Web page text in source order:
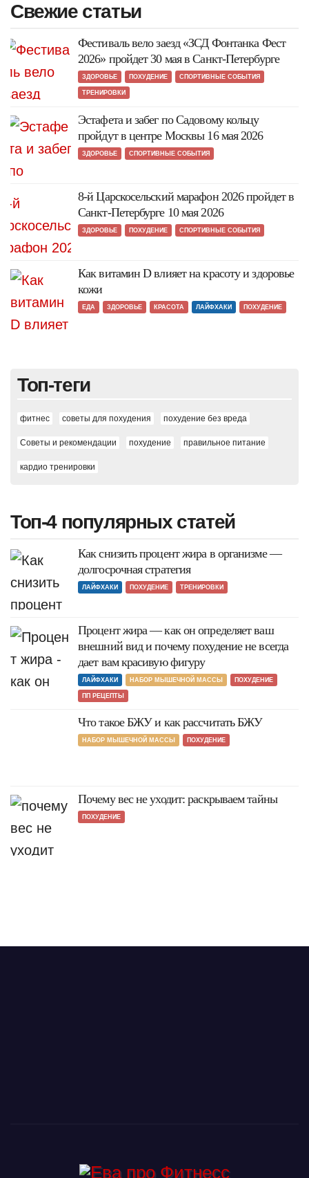
Свежие статьи
Фестиваль вело заезд «ЗСД Фонтанка Фест
2026» пройдет 30 мая в Санкт-Петербурге
ЗДОРОВЬЕ ПОХУДЕНИЕ СПОРТИВНЫЕ СОБЫТИЯ
ТРЕНИРОВКИ
Эстафета и забег по Садовому кольцу
пройдут в центре Москвы 16 мая 2026
ЗДОРОВЬЕ СПОРТИВНЫЕ СОБЫТИЯ
8-й Царскосельский марафон 2026 пройдет в
Санкт-Петербурге 10 мая 2026
ЗДОРОВЬЕ ПОХУДЕНИЕ СПОРТИВНЫЕ СОБЫТИЯ
Как витамин D влияет на красоту и здоровье
кожи
ЕДА ЗДОРОВЬЕ КРАСОТА ЛАЙФХАКИ ПОХУДЕНИЕ
Топ-теги
фитнес советы для похудения похудение без вреда
Советы и рекомендации похудение правильное питание
кардио тренировки
Топ-4 популярных статей
Как снизить процент жира в организме —
долгосрочная стратегия
ЛАЙФХАКИ ПОХУДЕНИЕ ТРЕНИРОВКИ
Процент жира — как он определяет ваш
внешний вид и почему похудение не всегда
дает вам красивую фигуру
ЛАЙФХАКИ НАБОР МЫШЕЧНОЙ МАССЫ ПОХУДЕНИЕ
ПП РЕЦЕПТЫ
Что такое БЖУ и как рассчитать БЖУ
НАБОР МЫШЕЧНОЙ МАССЫ ПОХУДЕНИЕ
Почему вес не уходит: раскрываем тайны
ПОХУДЕНИЕ